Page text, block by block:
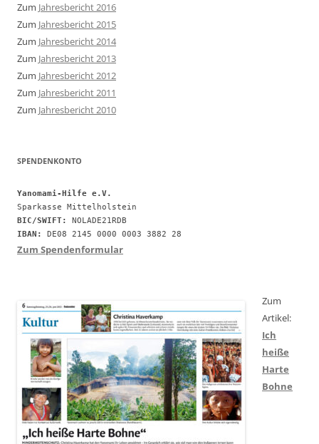
Zum Jahresbericht 2016
Zum Jahresbericht 2015
Zum Jahresbericht 2014
Zum Jahresbericht 2013
Zum Jahresbericht 2012
Zum Jahresbericht 2011
Zum Jahresbericht 2010
SPENDENKONTO
Yanomami-Hilfe e.V.
BIC/SWIFT:
IBAN:
DE08 2145 0000 0003 3882 28
Zum Spendenformular
Zum
Artikel:
Ich
heiße
Harte
Bohne